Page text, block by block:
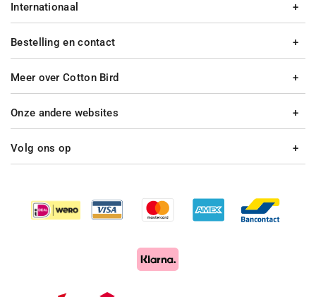
Bestelling en contact
Meer over Cotton Bird
Internationaal
Onze andere websites
Volg ons op